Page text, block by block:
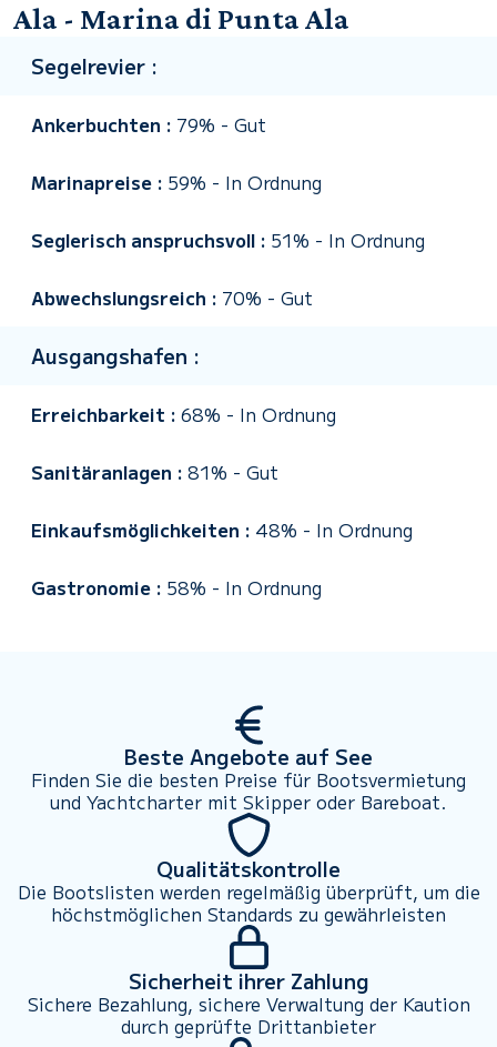
Ala - Marina di Punta Ala
Segelrevier :
Ankerbuchten : 79% - Gut
Marinapreise : 59% - In Ordnung
Seglerisch anspruchsvoll : 51% - In Ordnung
Abwechslungsreich : 70% - Gut
Ausgangshafen :
Erreichbarkeit : 68% - In Ordnung
Sanitäranlagen : 81% - Gut
Einkaufsmöglichkeiten : 48% - In Ordnung
Gastronomie : 58% - In Ordnung
Beste Angebote auf See
Finden Sie die besten Preise für Bootsvermietung
und Yachtcharter mit Skipper oder Bareboat.
Qualitätskontrolle
Die Bootslisten werden regelmäßig überprüft, um die
höchstmöglichen Standards zu gewährleisten
Sicherheit ihrer Zahlung
Sichere Bezahlung, sichere Verwaltung der Kaution
durch geprüfte Drittanbieter